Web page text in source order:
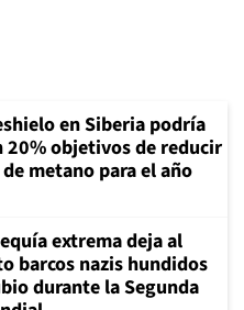
en Siberia podría
20% objetivos de reducir
metano para el año
extrema deja al
barcos nazis hundidos
durante la Segunda